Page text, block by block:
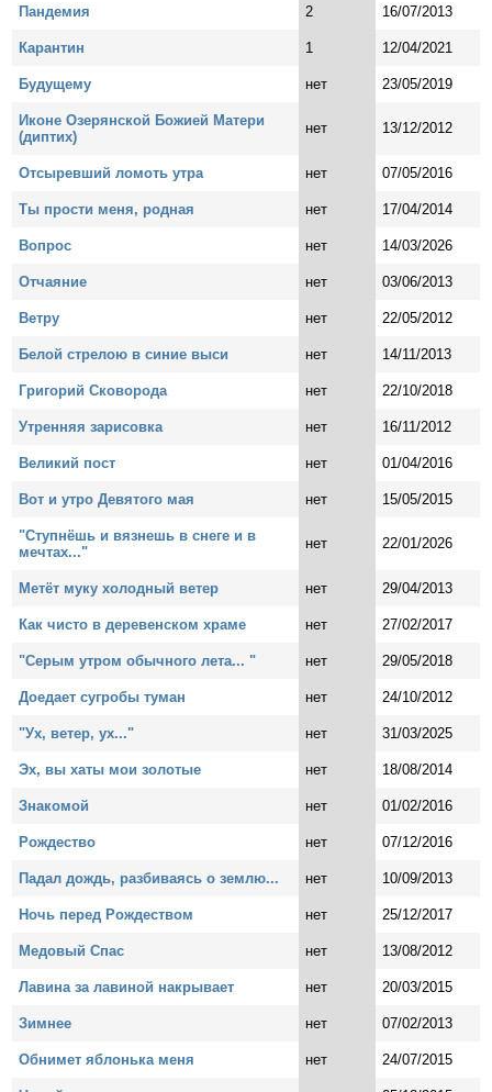
Пандемия 2 16/07/2013
Карантин 1 12/04/2021
Будущему нет 23/05/2019
Иконе Озерянской Божией Матери
(диптих)
нет 13/12/2012
Отсыревший ломоть утра нет 07/05/2016
Ты прости меня, родная нет 17/04/2014
Вопрос нет 14/03/2026
Отчаяние нет 03/06/2013
Ветру нет 22/05/2012
Белой стрелою в синие выси нет 14/11/2013
Григорий Сковорода нет 22/10/2018
Утренняя зарисовка нет 16/11/2012
Великий пост нет 01/04/2016
Вот и утро Девятого мая нет 15/05/2015
"Ступнёшь и вязнешь в снеге и в
мечтах..."
нет 22/01/2026
Метёт муку холодный ветер нет 29/04/2013
Как чисто в деревенском храме нет 27/02/2017
"Серым утром обычного лета... " нет 29/05/2018
Доедает сугробы туман нет 24/10/2012
"Ух, ветер, ух..." нет 31/03/2025
Эх, вы хаты мои золотые нет 18/08/2014
Знакомой нет 01/02/2016
Рождество нет 07/12/2016
Падал дождь, разбиваясь о землю... нет 10/09/2013
Ночь перед Рождеством нет 25/12/2017
Медовый Спас нет 13/08/2012
Лавина за лавиной накрывает нет 20/03/2015
Зимнее нет 07/02/2013
Обнимет яблонька меня нет 24/07/2015